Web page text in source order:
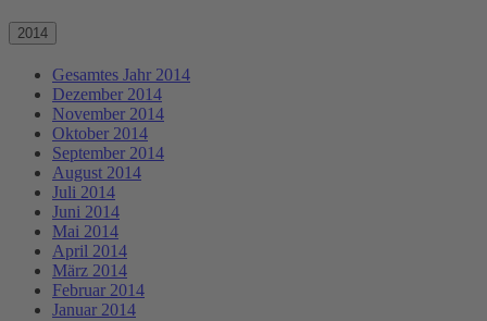
2014
Gesamtes Jahr 2014
Dezember 2014
November 2014
Oktober 2014
September 2014
August 2014
Juli 2014
Juni 2014
Mai 2014
April 2014
März 2014
Februar 2014
Januar 2014